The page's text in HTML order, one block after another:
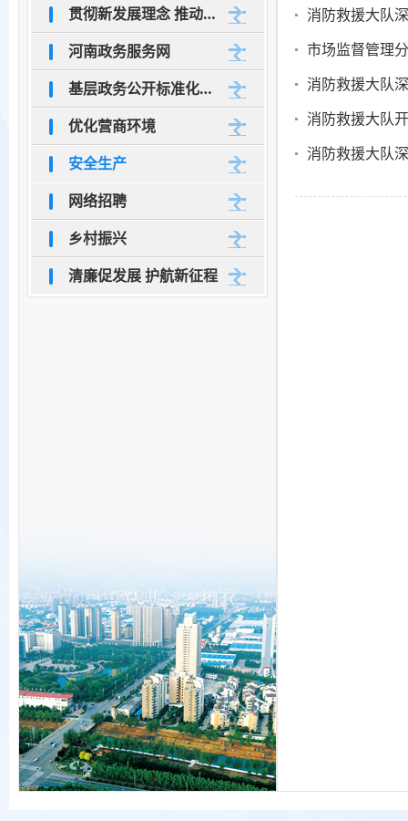
贯彻新发展理念 推动高质量发展
河南政务服务网
基层政务公开标准化规范化
优化营商环境
安全生产
网络招聘
乡村振兴
清廉促发展 护航新征程
消防救援大队
市场监督管理
消防救援大队
消防救援大队
消防救援大队